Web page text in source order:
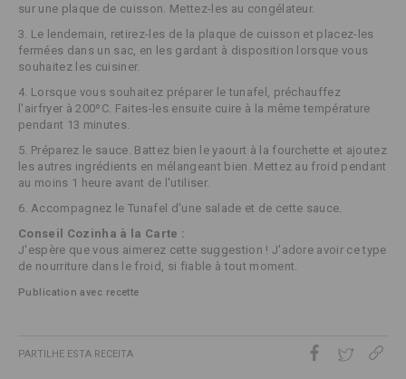
sur une plaque de cuisson. Mettez-les au congélateur.
3. Le lendemain, retirez-les de la plaque de cuisson et placez-les
fermées dans un sac, en les gardant à disposition lorsque vous
souhaitez les cuisiner.
4. Lorsque vous souhaitez préparer le tunafel, préchauffez
l'airfryer à 200ºC. Faites-les ensuite cuire à la même température
pendant 13 minutes.
5. Préparez le sauce. Battez bien le yaourt à la fourchette et ajoutez
les autres ingrédients en mélangeant bien. Mettez au froid pendant
au moins 1 heure avant de l'utiliser.
6. Accompagnez le Tunafel d'une salade et de cette sauce.
Conseil Cozinha à la Carte :
J'espère que vous aimerez cette suggestion ! J'adore avoir ce type
de nourriture dans le froid, si fiable à tout moment.
Publication avec recette
PARTILHE ESTA RECEITA